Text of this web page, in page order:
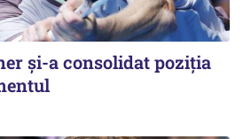
și-a consolidat poziția